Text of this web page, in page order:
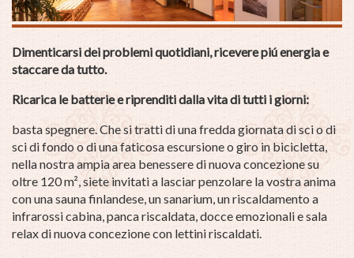
Dimenticarsi dei problemi quotidiani, ricevere piú energia e
staccare da tutto.
Ricarica le batterie e riprenditi dalla vita di tutti i giorni:
basta spegnere. Che si tratti di una fredda giornata di sci o di
sci di fondo o di una faticosa escursione o giro in bicicletta,
nella nostra ampia area benessere di nuova concezione su
oltre 120 m², siete invitati a lasciar penzolare la vostra anima
con una sauna finlandese, un sanarium, un riscaldamento a
infrarossi cabina, panca riscaldata, docce emozionali e sala
relax di nuova concezione con lettini riscaldati.